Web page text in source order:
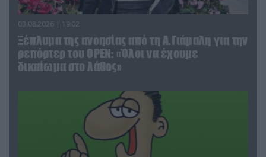
03.08.2026 | 19:02
Ξέπλυμα της ανοησίας από τη Α.Γιάμαλη για την
ρεπόρτερ του ΟΡΕΝ: «Όλοι να έχουμε
δικαίωμα στο λάθος»